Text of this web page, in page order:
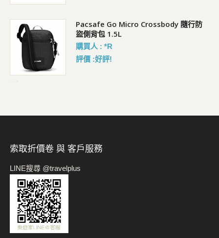
Pacsafe Go Micro Crossbody 隨行防
盜側背包 1.5L
購買人 : *R
評價 :好評!
索取折價卷 與 客戶服務
LINE搜尋 @travelplus